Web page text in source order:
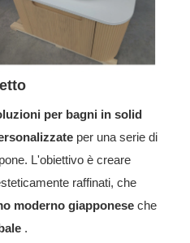
per bagni in solid
per una serie di
L'obiettivo è creare
raffinati, che
moderno giapponese che
.